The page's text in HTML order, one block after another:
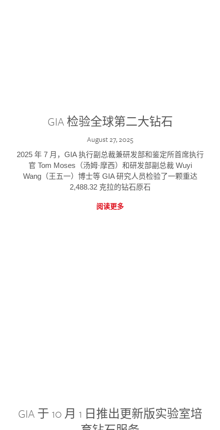
GIA 检验全球第二大钻石
August 27, 2025
2025 年 7 月，GIA 执行副总裁兼研发部和鉴定所首席执行
官 Tom Moses（汤姆·摩西）和研发部副总裁 Wuyi
Wang（王五一）博士等 GIA 研究人员检验了一颗重达
2,488.32 克拉的钻石原石
阅读更多
GIA 于 10 月 1 日推出更新版实验室培